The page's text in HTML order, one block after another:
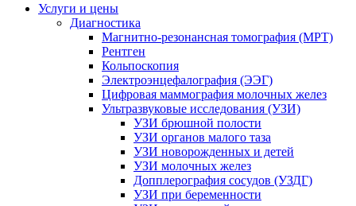
Услуги и цены
Диагностика
Магнитно-резонансная томография (МРТ)
Рентген
Кольпоскопия
Электроэнцефалография (ЭЭГ)
Цифровая маммография молочных желез
Ультразвуковые исследования (УЗИ)
УЗИ брюшной полости
УЗИ органов малого таза
УЗИ новорожденных и детей
УЗИ молочных желез
Допплерография сосудов (УЗДГ)
УЗИ при беременности